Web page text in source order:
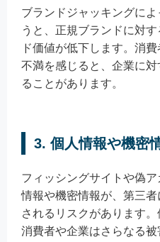
ブランドジャッキングに
うと、正規ブランドに対
ド価値が低下します。消
不満を感じると、企業に
ることがあります。
3. 個人情報や機密
フィッシングサイトや偽
情報や機密情報が、第三
されるリスクがあります。
消費者や企業はさらなる